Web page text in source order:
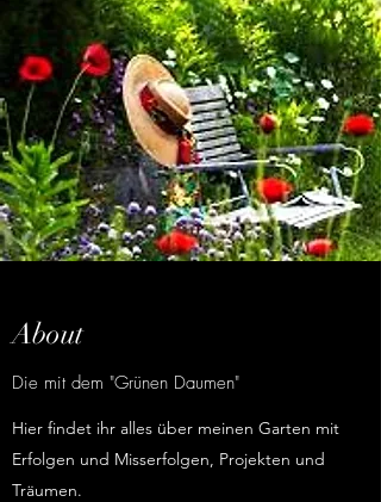
About
Die mit dem "Grünen Daumen"
Hier findet ihr alles über meinen Garten mit
Erfolgen und Misserfolgen, Projekten und
Träumen.